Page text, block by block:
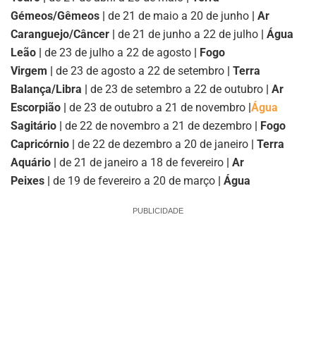
Gémeos/Gêmeos | de 21 de maio a 20 de junho | Ar
Caranguejo/Câncer | de 21 de junho a 22 de julho | Água
Leão | de 23 de julho a 22 de agosto | Fogo
Virgem | de 23 de agosto a 22 de setembro | Terra
Balança/Libra | de 23 de setembro a 22 de outubro | Ar
Escorpião | de 23 de outubro a 21 de novembro |Água
Sagitário | de 22 de novembro a 21 de dezembro | Fogo
Capricórnio | de 22 de dezembro a 20 de janeiro | Terra
Aquário | de 21 de janeiro a 18 de fevereiro | Ar
Peixes | de 19 de fevereiro a 20 de março | Água
PUBLICIDADE